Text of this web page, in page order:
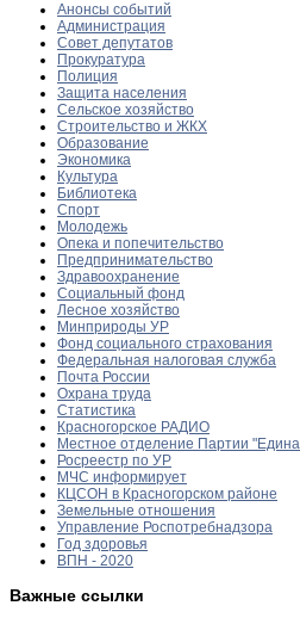
Анонсы событий
Администрация
Совет депутатов
Прокуратура
Полиция
Защита населения
Сельское хозяйство
Строительство и ЖКХ
Образование
Экономика
Культура
Библиотека
Спорт
Молодежь
Опека и попечительство
Предпринимательство
Здравоохранение
Социальный фонд
Лесное хозяйство
Минприроды УР
Фонд социального страхования
Федеральная налоговая служба
Почта России
Охрана труда
Статистика
Красногорское РАДИО
Местное отделение Партии
Росреестр по УР
МЧС информирует
КЦСОН в Красногорском районе
Земельные отношения
Управление Роспотребнадзора
Год здоровья
ВПН - 2020
Важные ссылки